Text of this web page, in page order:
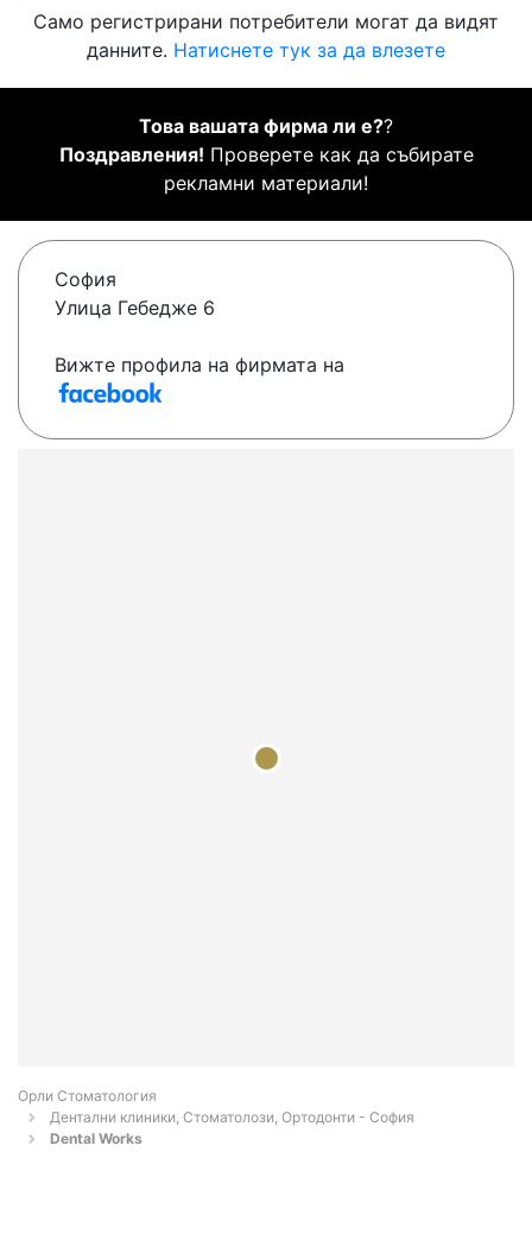
Само регистрирани потребители могат да видят
данните. Натиснете тук за да влезете
Това вашата фирма ли е??
Поздравления! Проверете как да събирате
рекламни материали!
София
Улица Гебедже 6
Вижте профила на фирмата на
Орли Стоматология
Дентални клиники, Стоматолози, Ортодонти - София
Dental Works